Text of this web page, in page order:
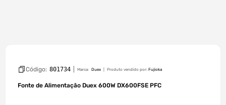
Código: 801734 Marca: Duex Produto vendido por: Fujioka
Fonte de Alimentação Duex 600W DX600FSE PFC
10
caixa som